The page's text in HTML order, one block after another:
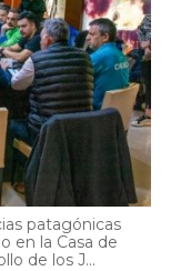
patagónicas
en la Casa de
de los J...